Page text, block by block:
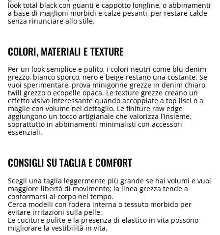
look total black con guanti e cappotto longline, o abbinamenti
a base di maglioni morbidi e calze pesanti, per restare calde
senza rinunciare allo stile.
COLORI, MATERIALI E TEXTURE
Per un look semplice e pulito, i colori neutri come blu denim
grezzo, bianco sporco, nero e beige restano una costante. Se
vuoi sperimentare, prova minigonne grezze in denim chiaro,
twill grezzo o ecopelle opaca. Le texture grezze creano un
effetto visivo interessante quando accoppiate a top lisci o a
maglie con volume nel dettaglio. Le finiture raw edge
aggiungono un tocco artigianale che valorizza l’insieme,
soprattutto in abbinamenti minimalisti con accessori
essenziali.
CONSIGLI SU TAGLIA E COMFORT
Scegli una taglia leggermente più grande se hai volumi e vuoi
maggiore libertà di movimento; la linea grezza tende a
conformarsi al corpo nel tempo.
Cerca modelli con fodera interna o tessuto morbido per
evitare irritazioni sulla pelle.
Le cuciture pulite e la presenza di elastico in vita possono
migliorare la vestibilità in vita.